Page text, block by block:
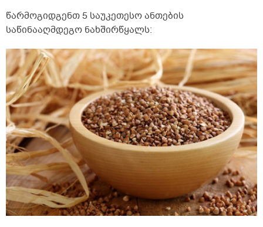
წარმოგიდგენთ 5 საუკეთესო ანთების
საწინააღმდეგო ნახშირწყალს: